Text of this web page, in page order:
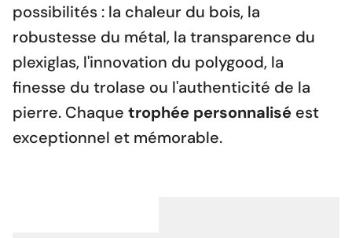
possibilités : la chaleur du bois, la
robustesse du métal, la transparence du
plexiglas, l'innovation du polygood, la
finesse du trolase ou l'authenticité de la
pierre. Chaque trophée personnalisé est
exceptionnel et mémorable.